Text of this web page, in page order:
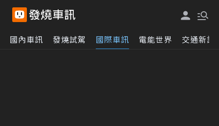
國內車訊 發燒試駕 國際車訊 電能世界 交通新訊